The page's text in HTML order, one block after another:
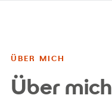
ÜBER MICH
Über mich